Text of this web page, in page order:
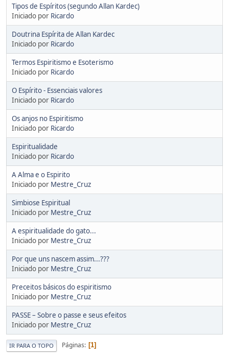
Tipos de Espíritos (segundo Allan Kardec)
Iniciado por Ricardo
Doutrina Espírita de Allan Kardec
Iniciado por Ricardo
Termos Espiritismo e Esoterismo
Iniciado por Ricardo
O Espírito - Essenciais valores
Iniciado por Ricardo
Os anjos no Espiritismo
Iniciado por Ricardo
Espiritualidade
Iniciado por Ricardo
A Alma e o Espirito
Iniciado por Mestre_Cruz
Simbiose Espiritual
Iniciado por Mestre_Cruz
A espiritualidade do gato...
Iniciado por Mestre_Cruz
Por que uns nascem assim...???
Iniciado por Mestre_Cruz
Preceitos básicos do espiritismo
Iniciado por Mestre_Cruz
PASSE – Sobre o passe e seus efeitos
Iniciado por Mestre_Cruz
IR PARA O TOPO Páginas 1